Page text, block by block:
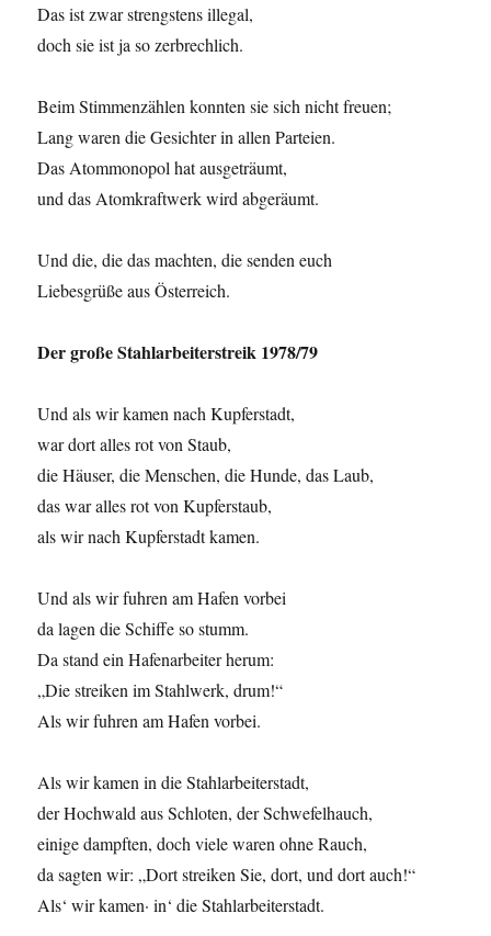
Das ist zwar strengstens illegal,
doch sie ist ja so zerbrechlich.
Beim Stimmenzählen konnten sie sich nicht freuen;
Lang waren die Gesichter in allen Parteien.
Das Atommonopol hat ausgeträumt,
und das Atomkraftwerk wird abgeräumt.
Und die, die das machten, die senden euch
Liebesgrüße aus Österreich.
Der große Stahlarbeiterstreik 1978/79
Und als wir kamen nach Kupferstadt,
war dort alles rot von Staub,
die Häuser, die Menschen, die Hunde, das Laub,
das war alles rot von Kupferstaub,
als wir nach Kupferstadt kamen.
Und als wir fuhren am Hafen vorbei
da lagen die Schiffe so stumm.
Da stand ein Hafenarbeiter herum:
„Die streiken im Stahlwerk, drum!“
Als wir fuhren am Hafen vorbei.
Als wir kamen in die Stahlarbeiterstadt,
der Hochwald aus Schloten, der Schwefelhauch,
einige dampften, doch viele waren ohne Rauch,
da sagten wir: „Dort streiken Sie, dort, und dort auch!“
Als‘ wir kamen· in‘ die Stahlarbeiterstadt.